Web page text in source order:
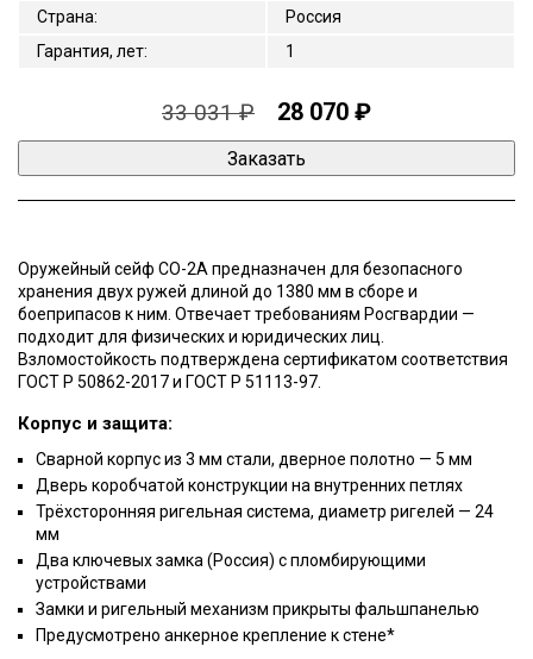
Страна:
Россия
Гарантия, лет: 1
33 031 ₽ 28 070 ₽
Оружейный сейф СО-2А предназначен для безопасного
хранения двух ружей длиной до 1380 мм в сборе и
боеприпасов к ним. Отвечает требованиям Росгвардии —
подходит для физических и юридических лиц.
Взломостойкость подтверждена сертификатом соответствия
ГОСТ Р 50862-2017 и ГОСТ Р 51113-97.
Корпус и защита:
Сварной корпус из 3 мм стали, дверное полотно — 5 мм
Дверь коробчатой конструкции на внутренних петлях
Трёхсторонняя ригельная система, диаметр ригелей — 24
мм
Два ключевых замка (Россия) с пломбирующими
устройствами
Замки и ригельный механизм прикрыты фальшпанелью
Предусмотрено анкерное крепление к стене*